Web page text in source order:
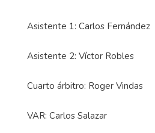
Asistente 1: Carlos Fernández
Asistente 2: Víctor Robles
Cuarto árbitro: Roger Vindas
VAR: Carlos Salazar